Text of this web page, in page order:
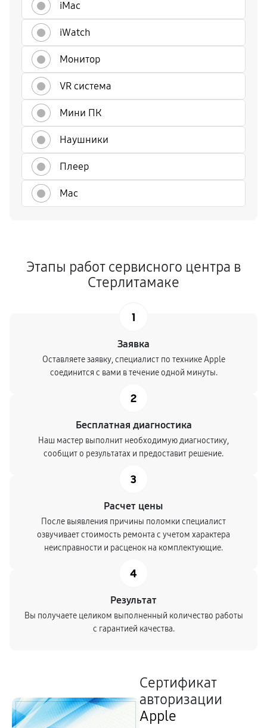
iMac
iWatch
Монитор
VR система
Мини ПК
Наушники
Плеер
Mac
Этапы работ сервисного центра в
Стерлитамаке
1
Заявка
Оставляете заявку, специалист по технике Apple
соединится с вами в течение одной минуты.
2
Бесплатная диагностика
Наш мастер выполнит необходимую диагностику,
сообщит о результатах и предоставит решение.
3
Расчет цены
После выявления причины поломки специалист
озвучивает стоимость ремонта с учетом характера
неисправности и расценок на комплектующие.
4
Результат
Вы получаете целиком выполненный количество работы
с гарантией качества.
Сертификат
авторизации
Apple